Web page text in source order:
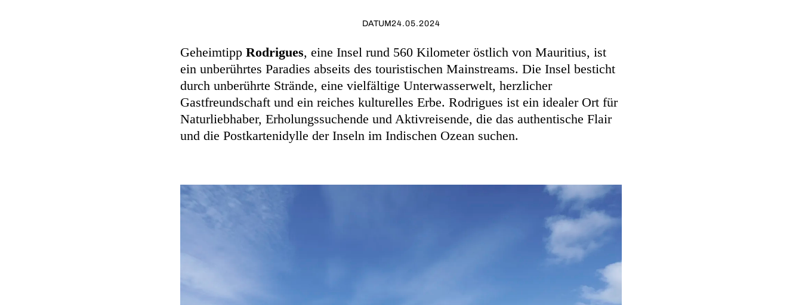
DATUM24.05.2024
Geheimtipp Rodrigues, eine Insel rund 560 Kilometer östlich von Mauritius, ist
ein unberührtes Paradies abseits des touristischen Mainstreams. Die Insel besticht
durch unberührte Strände, eine vielfältige Unterwasserwelt, herzlicher
Gastfreundschaft und ein reiches kulturelles Erbe. Rodrigues ist ein idealer Ort für
Naturliebhaber, Erholungssuchende und Aktivreisende, die das authentische Flair
und die Postkartenidylle der Inseln im Indischen Ozean suchen.